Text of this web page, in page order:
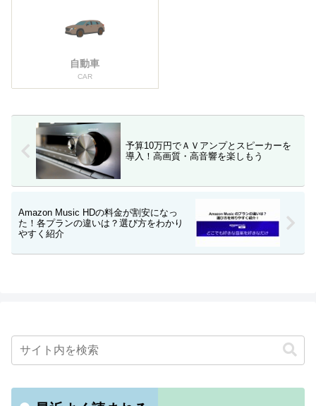
自動車
CAR
予算10万円でＡＶアンプとスピーカーを
導入！高画質・高音響を楽しもう
Amazon Music HDの料金が割安になっ
た！各プランの違いは？選び方をわかり
やすく紹介